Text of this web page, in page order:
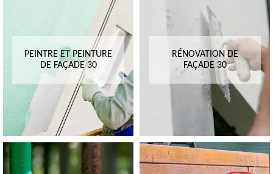
PEINTRE ET PEINTURE
DE FAÇADE 30
RÉNOVATION DE
FAÇADE 30